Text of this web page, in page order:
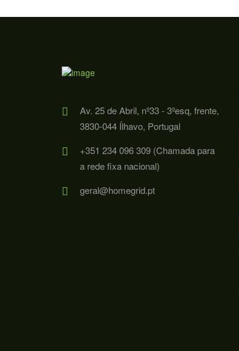
Av. 25 de Abril, nº33 - 3ºesq, frente,
3830-044 Ílhavo, Portugal
+351 234 096 309 (Chamada para
a rede fixa nacional)
geral@homegrid.pt